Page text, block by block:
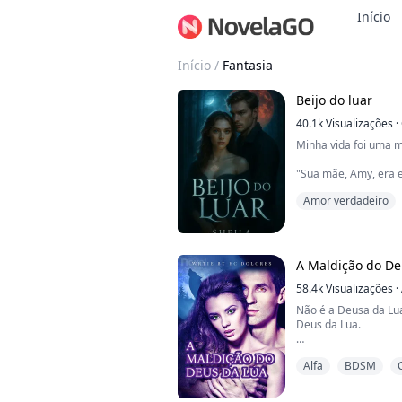
Início
Início / Fantasia
Beijo do luar
40.1kVisualizações ·
Minha vida foi uma
"Sua mãe, Amy, era
coração e sempre
grávida de você, eu
Amor verdadeiro
A Maldição do
58.4kVisualizações ·
Não é a Deusa da
Deus da Lua.
pela terra,
Alfa BDSM